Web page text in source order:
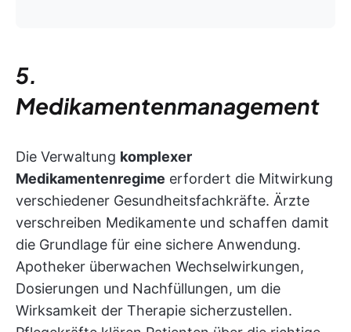
5.
Medikamentenmanagement
Die Verwaltung komplexer
Medikamentenregime erfordert die Mitwirkung
verschiedener Gesundheitsfachkräfte. Ärzte
verschreiben Medikamente und schaffen damit
die Grundlage für eine sichere Anwendung.
Apotheker überwachen Wechselwirkungen,
Dosierungen und Nachfüllungen, um die
Wirksamkeit der Therapie sicherzustellen.